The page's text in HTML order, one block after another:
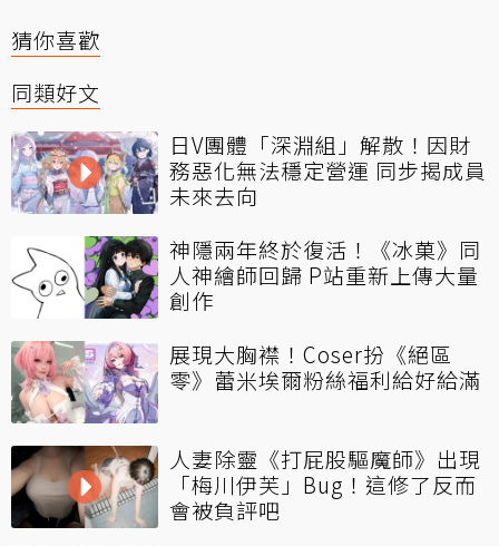
猜你喜歡
同類好文
日V團體「深淵組」解散！因財
務惡化無法穩定營運 同步揭成員
未來去向
神隱兩年終於復活！《冰菓》同
人神繪師回歸 P站重新上傳大量
創作
展現大胸襟！Coser扮《絕區
零》蕾米埃爾粉絲福利給好給滿
人妻除靈《打屁股驅魔師》出現
「梅川伊芙」Bug！這修了反而
會被負評吧